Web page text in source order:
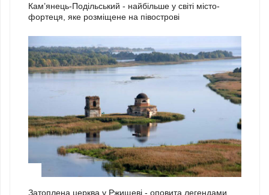
Кам’янець-Подільський - найбільше у світі місто-
фортеця, яке розміщене на півострові
Затоплена церква у Ржищеві - оповита легендами